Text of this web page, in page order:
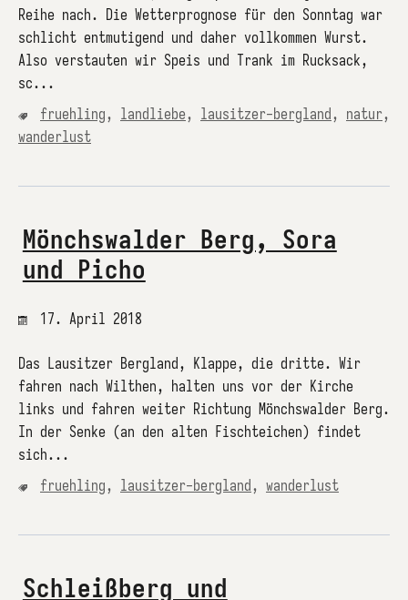
Reihe nach. Die Wetterprognose für den Sonntag war
schlicht entmutigend und daher vollkommen Wurst.
Also verstauten wir Speis und Trank im Rucksack,
sc...
fruehling, landliebe, lausitzer-bergland, natur,
wanderlust
Mönchswalder Berg, Sora
und Picho
17. April 2018
Das Lausitzer Bergland, Klappe, die dritte. Wir
fahren nach Wilthen, halten uns vor der Kirche
links und fahren weiter Richtung Mönchswalder Berg.
In der Senke (an den alten Fischteichen) findet
sich...
fruehling, lausitzer-bergland, wanderlust
Schleißberg und